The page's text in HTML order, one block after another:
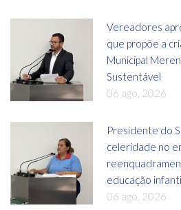
Vereadores
que propõe a
Municipal
Sustentável
06 ago, 2026
Presidente do
celeridade no
educação
06 ago, 2026